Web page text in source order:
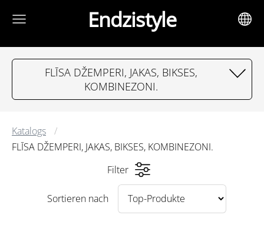
Endzistyle
FLĪSA DŽEMPERI, JAKAS, BIKSES,
KOMBINEZONI.
Katalogs
FLĪSA DŽEMPERI, JAKAS, BIKSES, KOMBINEZONI.
Filter
Sortieren nach